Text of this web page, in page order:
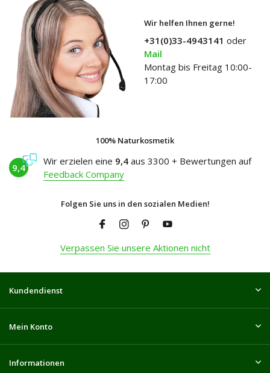
Wir helfen Ihnen gerne!
+31(0)33-4943141 oder
Mail
Montag bis Freitag 10:00-
17:00
100% Naturkosmetik
9,4
Wir erzielen eine 9,4 aus 3300 + Bewertungen auf
Feedback Company
Folgen Sie uns in den sozialen Medien!
Verpassen Sie unsere Aktionen nicht
Kundendienst
Mein Konto
Informationen